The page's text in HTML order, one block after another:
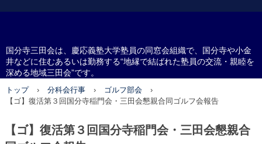
国分寺三田会
国分寺三田会は、慶応義塾大学塾員の同窓会組織で、国分寺や小金
井などに住むあるいは勤務する“地縁で結ばれた塾員の交流・親睦を
深める地域三田会”です。
トップ › 分科会行事 › ゴルフ部会
›
【ゴ】復活第３回国分寺稲門会・三田会懇親合同ゴルフ会報告
【ゴ】復活第３回国分寺稲門会・三田会懇親合